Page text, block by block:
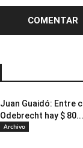
Juan Guaidó: Entre
Odebrecht hay $ 80...
Archivo